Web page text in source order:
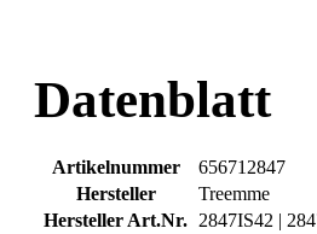
Datenblatt
Artikelnummer
656712847
Hersteller
Treemme
Hersteller Art.Nr. 2847IS42 |